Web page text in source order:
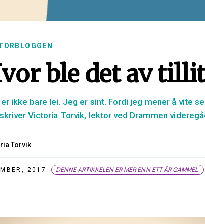
ble det av
ikke bare lei. Jeg er sint. Fordi jeg mener å vite
Victoria Torvik, lektor ved Drammen
Torvik
2017 DENNE ARTIKKELEN ER MER ENN ETT ÅR GAMMEL